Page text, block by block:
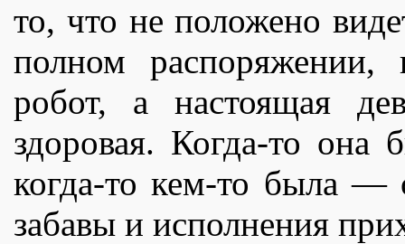
то, что не положено
полном
робот, а настоящая
здоровая. Когда-то она
когда-то кем-то была —
забавы и исполнения